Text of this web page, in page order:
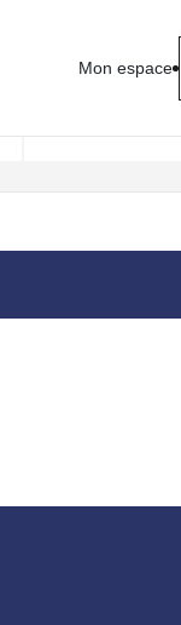
Mon espace